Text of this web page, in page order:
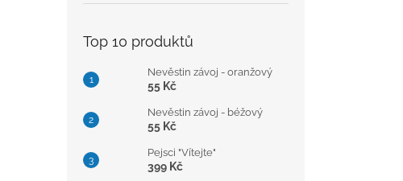
Top 10 produktů
Nevěstin závoj - oranžový
55 Kč
Nevěstin závoj - béžový
55 Kč
Pejsci "Vítejte"
399 Kč